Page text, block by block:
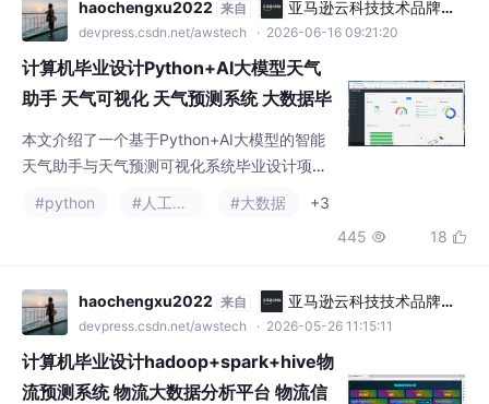
haochengxu2022 来自
亚马逊云科技技术品牌专
区
devpress.csdn.net/awstech · 2026-06-16 09:21:20
计算机毕业设计Python+AI大模型天气
助手 天气可视化 天气预测系统 大数据毕
业设计(源码+LW+PPT+讲解)
本文介绍了一个基于Python+AI大模型的智能
天气助手与天气预测可视化系统毕业设计项
目。该系统融合气象数据采集、时序预测、AI
对话和智能建议功能，主要特点包括： 技术实
清洗、预测和可视化。 核心功能： 气象数据
爬取与预处理 天气趋势可视化展示 LSTM短期
天气预测 AI智能问答与天气解读 个性化生活建
议生成
#python #人工智能 #大数据
+3
445  18 
haochengxu2022 来自
亚马逊云科技技术品牌专
区
devpress.csdn.net/awstech · 2026-05-26 11:15:11
计算机毕业设计hadoop+spark+hive物
流预测系统 物流大数据分析平台 物流信